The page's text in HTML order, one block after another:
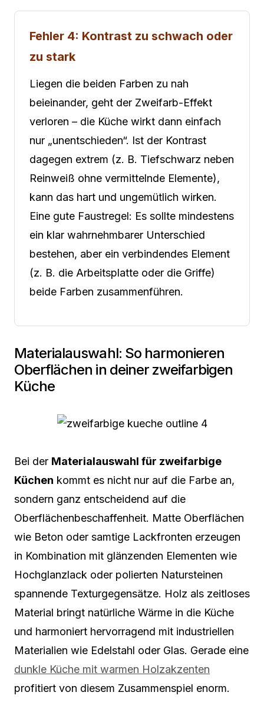
Fehler 4: Kontrast zu schwach oder
zu stark
Liegen die beiden Farben zu nah
beieinander, geht der Zweifarb-Effekt
verloren – die Küche wirkt dann einfach
nur „unentschieden“. Ist der Kontrast
dagegen extrem (z. B. Tiefschwarz neben
Reinweiß ohne vermittelnde Elemente),
kann das hart und ungemütlich wirken.
Eine gute Faustregel: Es sollte mindestens
ein klar wahrnehmbarer Unterschied
bestehen, aber ein verbindendes Element
(z. B. die Arbeitsplatte oder die Griffe)
beide Farben zusammenführen.
Materialauswahl: So harmonieren
Oberflächen in deiner zweifarbigen
Küche
Bei der Materialauswahl für zweifarbige
Küchen kommt es nicht nur auf die Farbe an,
sondern ganz entscheidend auf die
Oberflächenbeschaffenheit. Matte Oberflächen
wie Beton oder samtige Lackfronten erzeugen
in Kombination mit glänzenden Elementen wie
Hochglanzlack oder polierten Natursteinen
spannende Texturgegensätze. Holz als zeitloses
Material bringt natürliche Wärme in die Küche
und harmoniert hervorragend mit industriellen
Materialien wie Edelstahl oder Glas. Gerade eine
dunkle Küche mit warmen Holzakzenten
profitiert von diesem Zusammenspiel enorm.